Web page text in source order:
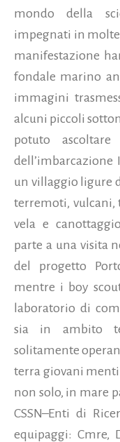
mondo della
impegnati in
manifestazione
fondale marino
immagini
alcuni piccoli
potuto
dell’imbarcazione
un villaggio ligure
terremoti, vulcani,
vela e
parte a una visita
del progetto
mentre i boy
laboratorio di
sia in ambito
solitamente
terra giovani
non solo, in mare
CSSN–Enti di
equipaggi: Cmre,